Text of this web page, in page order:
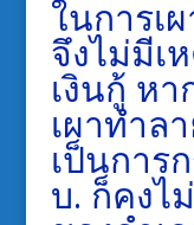
ในการเ
จึงไม่มีเ
เงินกู้ ห
เผาทำล
เป็นการ
บ. ก็คงไ